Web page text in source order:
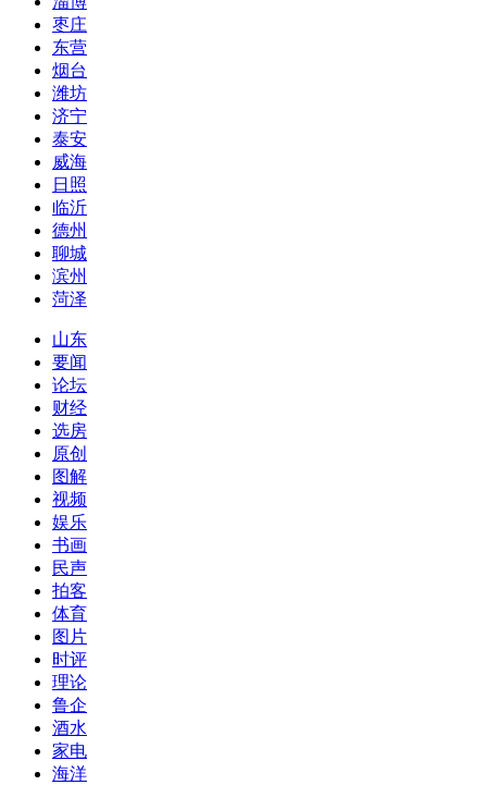
枣庄
东营
烟台
潍坊
济宁
泰安
威海
日照
临沂
德州
聊城
滨州
菏泽
山东
要闻
论坛
财经
选房
原创
图解
视频
娱乐
书画
民声
拍客
体育
图片
时评
理论
鲁企
酒水
家电
海洋